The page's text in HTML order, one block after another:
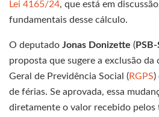
Lei 4165/24, que está em
fundamentais desse cálculo.
O deputado Jonas Donizette (PSB-
proposta que sugere a exclusão da
Geral de Previdência Social (RGPS)
de férias. Se aprovada, essa
diretamente o valor recebido